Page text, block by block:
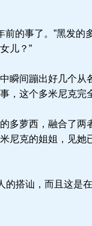
事了。”黑发的
儿？”
间蹦出好几个从
这个多米尼克完
萝西，融合了两
克的姐姐，见她
的搭讪，而且这